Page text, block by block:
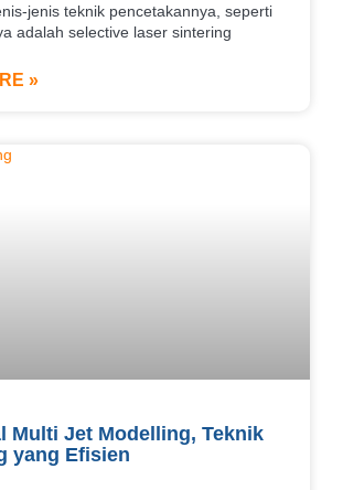
jenis teknik pencetakannya, seperti
adalah selective laser sintering
»
Multi Jet Modelling, Teknik
yang Efisien